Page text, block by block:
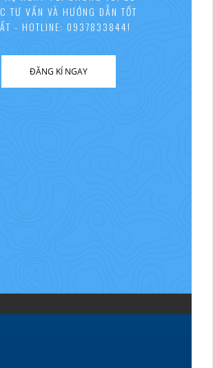
TƯ VẤN VÀ HƯỚNG DẪN TỐT
- HOTLINE: 0937833844!
ĐĂNG KÍ NGAY